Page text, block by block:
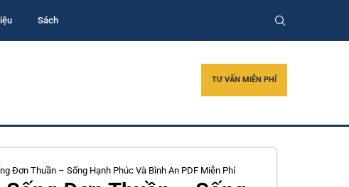
Sách
TƯ VẤN MIỄN PHÍ
Đơn Thuần – Sống Hạnh Phúc Và Bình An PDF Miễn Phí